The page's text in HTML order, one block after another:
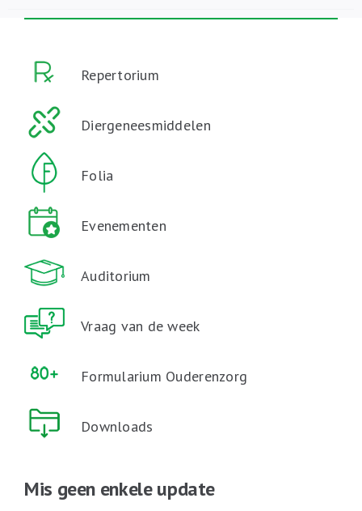
Repertorium
Diergeneesmiddelen
Folia
Evenementen
Auditorium
Vraag van de week
Formularium Ouderenzorg
Downloads
Mis geen enkele update